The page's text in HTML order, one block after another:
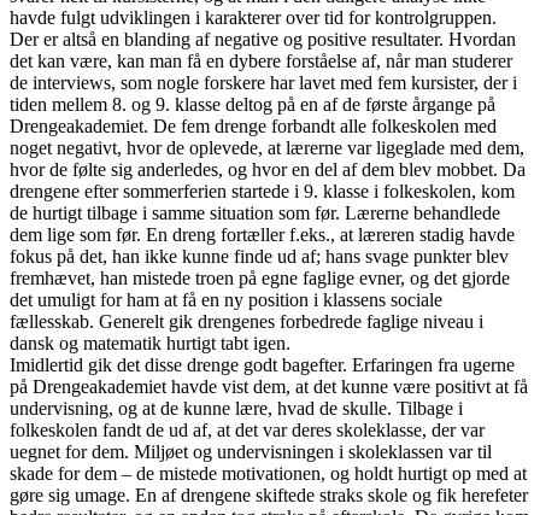
havde fulgt udviklingen i karakterer over tid for kontrolgruppen.
Der er altså en blanding af negative og positive resultater. Hvordan
det kan være, kan man få en dybere forståelse af, når man studerer
de interviews, som nogle forskere har lavet med fem kursister, der i
tiden mellem 8. og 9. klasse deltog på en af de første årgange på
Drengeakademiet. De fem drenge forbandt alle folkeskolen med
noget negativt, hvor de oplevede, at lærerne var ligeglade med dem,
hvor de følte sig anderledes, og hvor en del af dem blev mobbet. Da
drengene efter sommerferien startede i 9. klasse i folkeskolen, kom
de hurtigt tilbage i samme situation som før. Lærerne behandlede
dem lige som før. En dreng fortæller f.eks., at læreren stadig havde
fokus på det, han ikke kunne finde ud af; hans svage punkter blev
fremhævet, han mistede troen på egne faglige evner, og det gjorde
det umuligt for ham at få en ny position i klassens sociale
fællesskab. Generelt gik drengenes forbedrede faglige niveau i
dansk og matematik hurtigt tabt igen.
Imidlertid gik det disse drenge godt bagefter. Erfaringen fra ugerne
på Drengeakademiet havde vist dem, at det kunne være positivt at få
undervisning, og at de kunne lære, hvad de skulle. Tilbage i
folkeskolen fandt de ud af, at det var deres skoleklasse, der var
uegnet for dem. Miljøet og undervisningen i skoleklassen var til
skade for dem – de mistede motivationen, og holdt hurtigt op med at
gøre sig umage. En af drengene skiftede straks skole og fik herefeter